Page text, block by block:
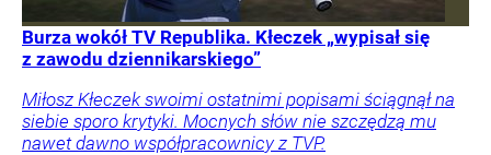
Burza wokół TV Republika. Kłeczek „wypisał się
z zawodu dziennikarskiego”
Miłosz Kłeczek swoimi ostatnimi popisami ściągnął na
siebie sporo krytyki. Mocnych słów nie szczędzą mu
nawet dawno współpracownicy z TVP.